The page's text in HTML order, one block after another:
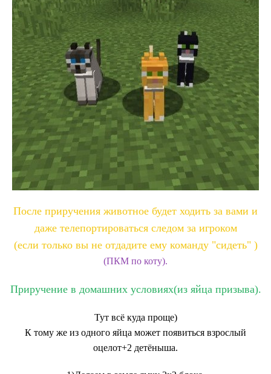
После приручения животное будет ходить за вами и
даже телепортироваться следом за игроком
(если только вы не отдадите ему команду "сидеть" )
(ПКМ по коту).
Приручение в домашних условиях(из яйца призыва).
Тут всё куда проще)
К тому же из одного яйца может появиться взрослый
оцелот+2 детёныша.